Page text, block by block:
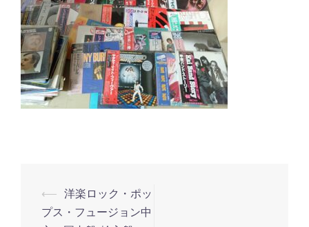
投
稿
⟵ 洋楽ロック・ポッ
プス・フュージョン中